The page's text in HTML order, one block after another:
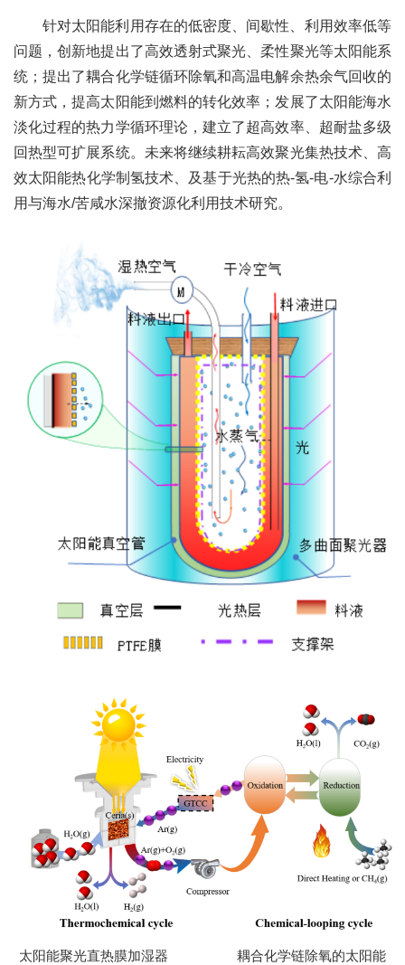
针对太阳能利用存在的低密度、间歇性、利用效率低等
问题，创新地提出了高效透射式聚光、柔性聚光等太阳能系
统；提出了耦合化学链循环除氧和高温电解余热余气回收的
新方式，提高太阳能到燃料的转化效率；发展了太阳能海水
淡化过程的热力学循环理论，建立了超高效率、超耐盐多级
回热型可扩展系统。未来将继续耕耘高效聚光集热技术、高
效太阳能热化学制氢技术、及基于光热的热-氢-电-水综合利
用与海水/苦咸水深撤资源化利用技术研究。
太阳能聚光直热膜加湿器 耦合化学链除氧的太阳能